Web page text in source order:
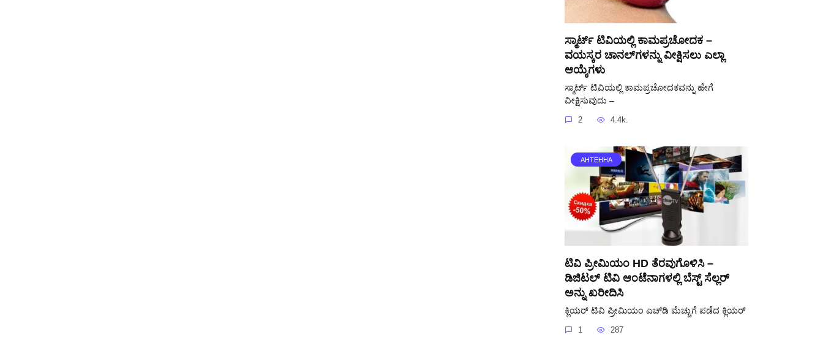
ಸ್ಮಾರ್ಟ್ ಟಿವಿಯಲ್ಲಿ ಕಾಮಪ್ರಚೋದಕ –
ವಯಸ್ಕರ ಚಾನಲ್‌ಗಳನ್ನು ವೀಕ್ಷಿಸಲು ಎಲ್ಲಾ
ಆಯ್ಕೆಗಳು
ಸ್ಮಾರ್ಟ್ ಟಿವಿಯಲ್ಲಿ ಕಾಮಪ್ರಚೋದಕವನ್ನು ಹೇಗೆ
ವೀಕ್ಷಿಸುವುದು –
2 4.4k.
АНТЕННА
ಟಿವಿ ಪ್ರೀಮಿಯಂ HD ತೆರವುಗೊಳಿಸಿ –
ಡಿಜಿಟಲ್ ಟಿವಿ ಆಂಟೆನಾಗಳಲ್ಲಿ ಬೆಸ್ಟ್ ಸೆಲ್ಲರ್
ಅನ್ನು ಖರೀದಿಸಿ
ಕ್ಲಿಯರ್ ಟಿವಿ ಪ್ರೀಮಿಯಂ ಎಚ್‌ಡಿ ಮೆಚ್ಚುಗೆ ಪಡೆದ ಕ್ಲಿಯರ್
1 287